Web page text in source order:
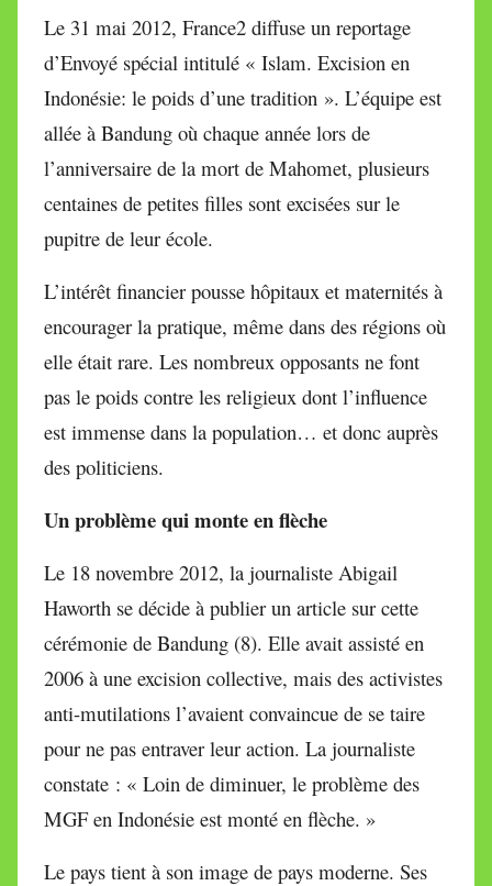
Le 31 mai 2012, France2 diffuse un reportage
d’Envoyé spécial intitulé « Islam. Excision en
Indonésie: le poids d’une tradition ». L’équipe est
allée à Bandung où chaque année lors de
l’anniversaire de la mort de Mahomet, plusieurs
centaines de petites filles sont excisées sur le
pupitre de leur école.
L’intérêt financier pousse hôpitaux et maternités à
encourager la pratique, même dans des régions où
elle était rare. Les nombreux opposants ne font
pas le poids contre les religieux dont l’influence
est immense dans la population… et donc auprès
des politiciens.
Un problème qui monte en flèche
Le 18 novembre 2012, la journaliste Abigail
Haworth se décide à publier un article sur cette
cérémonie de Bandung (8). Elle avait assisté en
2006 à une excision collective, mais des activistes
anti-mutilations l’avaient convaincue de se taire
pour ne pas entraver leur action. La journaliste
constate : « Loin de diminuer, le problème des
MGF en Indonésie est monté en flèche. »
Le pays tient à son image de pays moderne. Ses